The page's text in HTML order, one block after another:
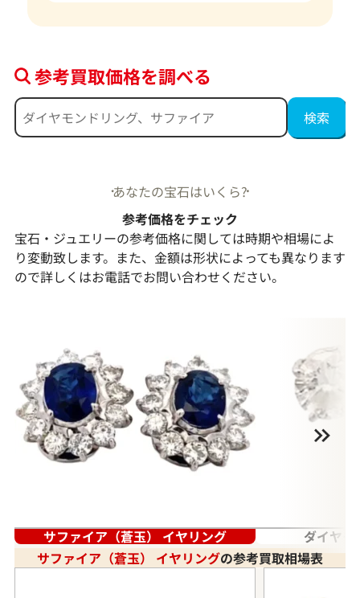
参考買取価格を調べる
あなたの宝石はいくら?
参考価格をチェック
宝石・ジュエリーの参考価格に関しては時期や相場によ
り変動致します。また、金額は形状によっても異なります
ので詳しくはお電話でお問い合わせください。
サファイア（蒼玉） イヤリング
ダイヤモ
サファイア（蒼玉） イヤリングの参考買取相場表